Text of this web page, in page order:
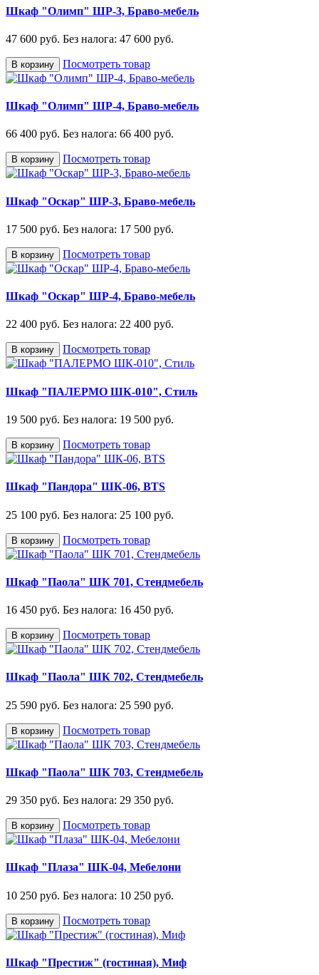
Шкаф "Олимп" ШР-3, Браво-мебель
47 600 руб. Без налога: 47 600 руб.
В корзину Посмотреть товар
Шкаф "Олимп" ШР-4, Браво-мебель
66 400 руб. Без налога: 66 400 руб.
В корзину Посмотреть товар
Шкаф "Оскар" ШР-3, Браво-мебель
17 500 руб. Без налога: 17 500 руб.
В корзину Посмотреть товар
Шкаф "Оскар" ШР-4, Браво-мебель
22 400 руб. Без налога: 22 400 руб.
В корзину Посмотреть товар
Шкаф "ПАЛЕРМО ШК-010", Стиль
19 500 руб. Без налога: 19 500 руб.
В корзину Посмотреть товар
Шкаф "Пандора" ШК-06, BTS
25 100 руб. Без налога: 25 100 руб.
В корзину Посмотреть товар
Шкаф "Паола" ШК 701, Стендмебель
16 450 руб. Без налога: 16 450 руб.
В корзину Посмотреть товар
Шкаф "Паола" ШК 702, Стендмебель
25 590 руб. Без налога: 25 590 руб.
В корзину Посмотреть товар
Шкаф "Паола" ШК 703, Стендмебель
29 350 руб. Без налога: 29 350 руб.
В корзину Посмотреть товар
Шкаф "Плаза" ШК-04, Мебелони
10 250 руб. Без налога: 10 250 руб.
В корзину Посмотреть товар
Шкаф "Престиж" (гостиная), Миф